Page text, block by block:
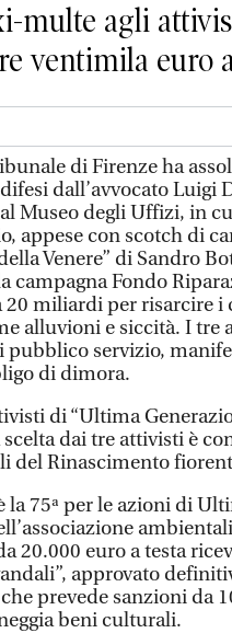
multe agli
ventimila euro
di Firenze ha
dall’avvocato Luigi
Museo degli Uffizi, in
appese con scotch di
Venere” di Sandro
campagna Fondo
20 miliardi per risarcire
alluvioni e siccità. I tre
servizio,
di dimora.
di “Ultima
scelta dai tre attivisti è
del Rinascimento
la 75ª per le azioni di
20.000 euro a testa
approvato
prevede sanzioni da
beni culturali.